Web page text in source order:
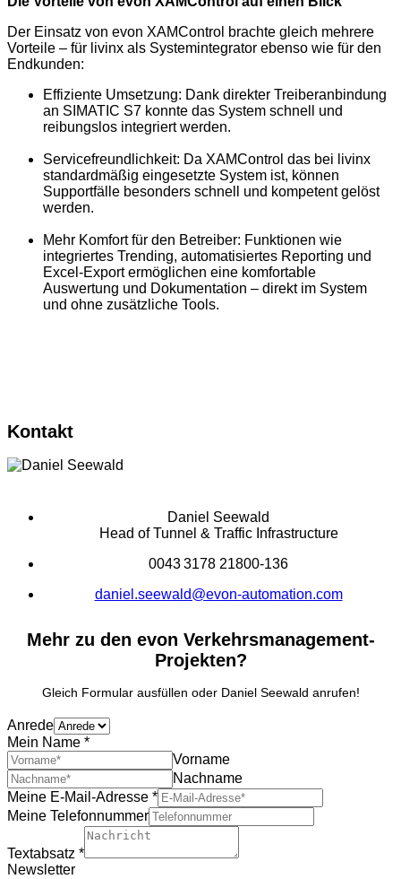
Der Einsatz von evon XAMControl brachte gleich mehrere
Vorteile – für livinx als Systemintegrator ebenso wie für den
Endkunden:
Effiziente Umsetzung: Dank direkter Treiberanbindung
an SIMATIC S7 konnte das System schnell und
reibungslos integriert werden.
Servicefreundlichkeit: Da XAMControl das bei livinx
standardmäßig eingesetzte System ist, können
Supportfälle besonders schnell und kompetent gelöst
werden.
Mehr Komfort für den Betreiber: Funktionen wie
integriertes Trending, automatisiertes Reporting und
Excel-Export ermöglichen eine komfortable
Auswertung und Dokumentation – direkt im System
und ohne zusätzliche Tools.
Kontakt
Daniel Seewald
Head of Tunnel & Traffic Infrastructure
0043 3178 21800-136
daniel.seewald@evon-automation.com
Mehr zu den evon Verkehrsmanagement-
Projekten?
Gleich Formular ausfüllen oder Daniel Seewald anrufen!
Anrede
Mein Name *
Vorname
Nachname
Meine E-Mail-Adresse *
Meine Telefonnummer
Textabsatz *
Newsletter